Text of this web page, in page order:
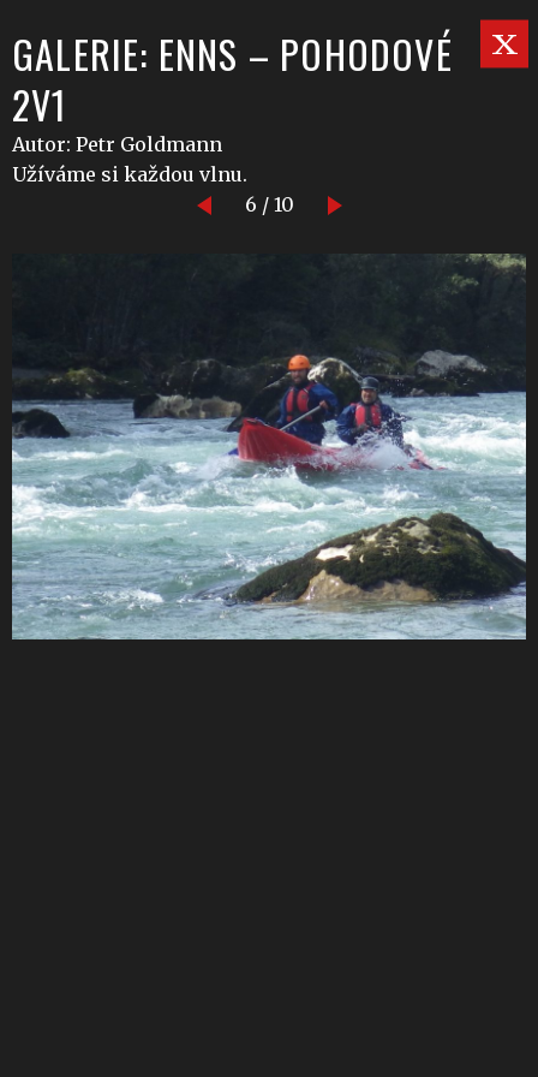
GALERIE: ENNS – POHODOVÉ
2V1
Autor: Petr Goldmann
Užíváme si každou vlnu.
6 / 10